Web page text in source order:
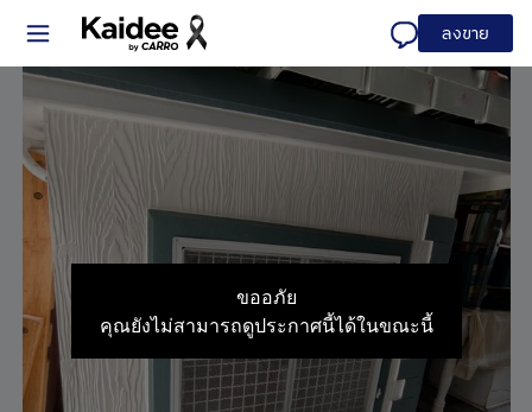
ลงขาย
ขออภัย
คุณยังไม่สามารถดูประกาศนี้ได้ในขณะนี้